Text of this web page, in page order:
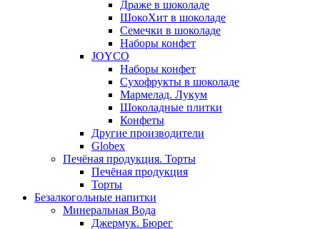
Драже в шоколаде
ШокоХит в шоколаде
Семечки в шоколаде
Наборы конфет
JOYCO
Наборы конфет
Сухофрукты в шоколаде
Мармелад. Лукум
Шоколадные плитки
Конфеты
Другие производители
Globex
Печёная продукция. Торты
Печёная продукция
Торты
Безалкогольные напитки
Минеральная Вода
Джермук. Бюрег